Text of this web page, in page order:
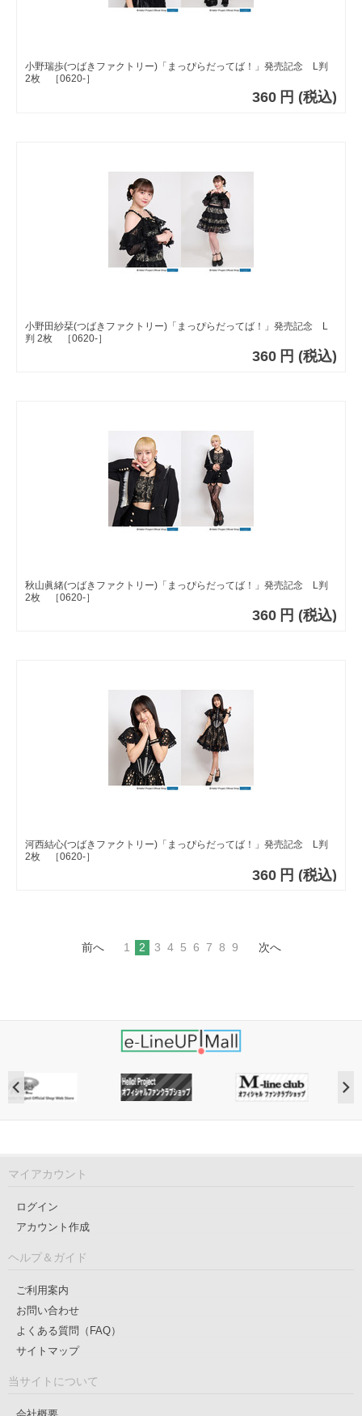
小野瑞歩(つばきファクトリー)「まっぴらだってば！」発売記念 L判
2枚 ［0620-］
360 円 (税込)
小野田紗栞(つばきファクトリー)「まっぴらだってば！」発売記念 L
判 2枚 ［0620-］
360 円 (税込)
秋山眞緒(つばきファクトリー)「まっぴらだってば！」発売記念 L判
2枚 ［0620-］
360 円 (税込)
河西結心(つばきファクトリー)「まっぴらだってば！」発売記念 L判
2枚 ［0620-］
360 円 (税込)
前へ 1 2 3 4 5 6 7 8 9 次へ
マイアカウント
ログイン
アカウント作成
ヘルプ＆ガイド
ご利用案内
お問い合わせ
よくある質問（FAQ）
サイトマップ
当サイトについて